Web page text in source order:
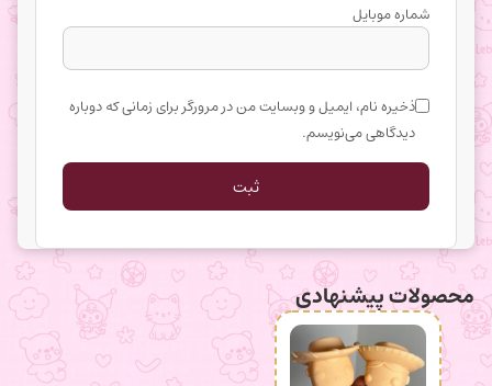
شماره موبایل
ذخیره نام، ایمیل و وبسایت من در مرورگر برای زمانی که دوباره
دیدگاهی می‌نویسم.
محصولات پیشنهادی